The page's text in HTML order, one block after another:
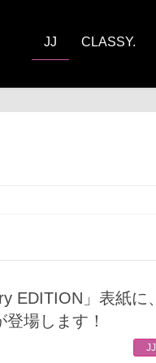
JJ CLASSY.
場します！
JJ